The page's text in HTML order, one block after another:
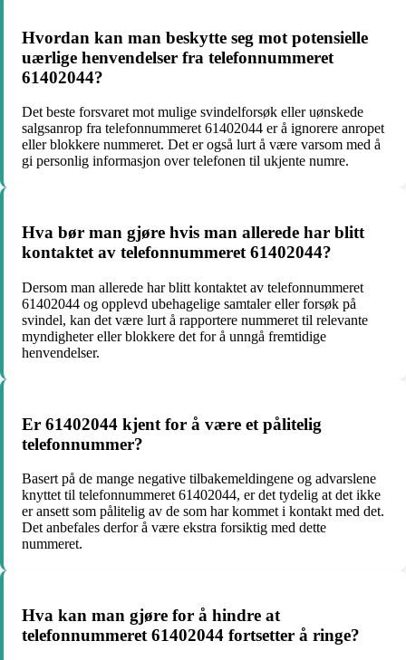
Hvordan kan man beskytte seg mot potensielle
uærlige henvendelser fra telefonnummeret
61402044?
Det beste forsvaret mot mulige svindelforsøk eller uønskede
salgsanrop fra telefonnummeret 61402044 er å ignorere anropet
eller blokkere nummeret. Det er også lurt å være varsom med å
gi personlig informasjon over telefonen til ukjente numre.
Hva bør man gjøre hvis man allerede har blitt
kontaktet av telefonnummeret 61402044?
Dersom man allerede har blitt kontaktet av telefonnummeret
61402044 og opplevd ubehagelige samtaler eller forsøk på
svindel, kan det være lurt å rapportere nummeret til relevante
myndigheter eller blokkere det for å unngå fremtidige
henvendelser.
Er 61402044 kjent for å være et pålitelig
telefonnummer?
Basert på de mange negative tilbakemeldingene og advarslene
knyttet til telefonnummeret 61402044, er det tydelig at det ikke
er ansett som pålitelig av de som har kommet i kontakt med det.
Det anbefales derfor å være ekstra forsiktig med dette
nummeret.
Hva kan man gjøre for å hindre at
telefonnummeret 61402044 fortsetter å ringe?